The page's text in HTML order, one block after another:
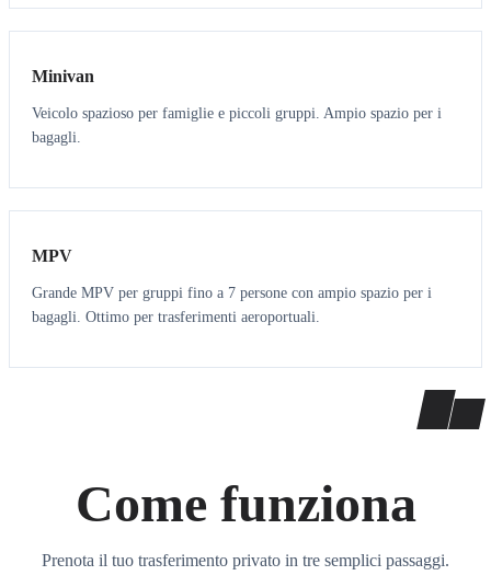
6 5
Minivan
Veicolo spazioso per famiglie e piccoli gruppi. Ampio spazio per i
bagagli.
7 7
MPV
Grande MPV per gruppi fino a 7 persone con ampio spazio per i
bagagli. Ottimo per trasferimenti aeroportuali.
Come funziona
Prenota il tuo trasferimento privato in tre semplici passaggi.